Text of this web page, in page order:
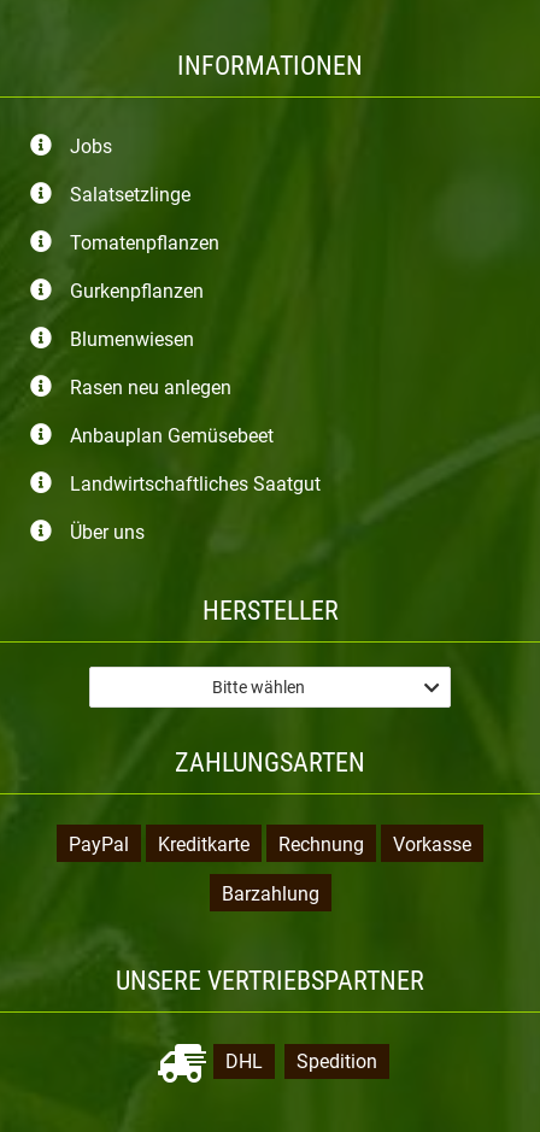
INFORMATIONEN
Jobs
Salatsetzlinge
Tomatenpflanzen
Gurkenpflanzen
Blumenwiesen
Rasen neu anlegen
Anbauplan Gemüsebeet
Landwirtschaftliches Saatgut
Über uns
HERSTELLER
Bitte wählen
ZAHLUNGSARTEN
PayPal Kreditkarte Rechnung Vorkasse
Barzahlung
UNSERE VERTRIEBSPARTNER
DHL Spedition